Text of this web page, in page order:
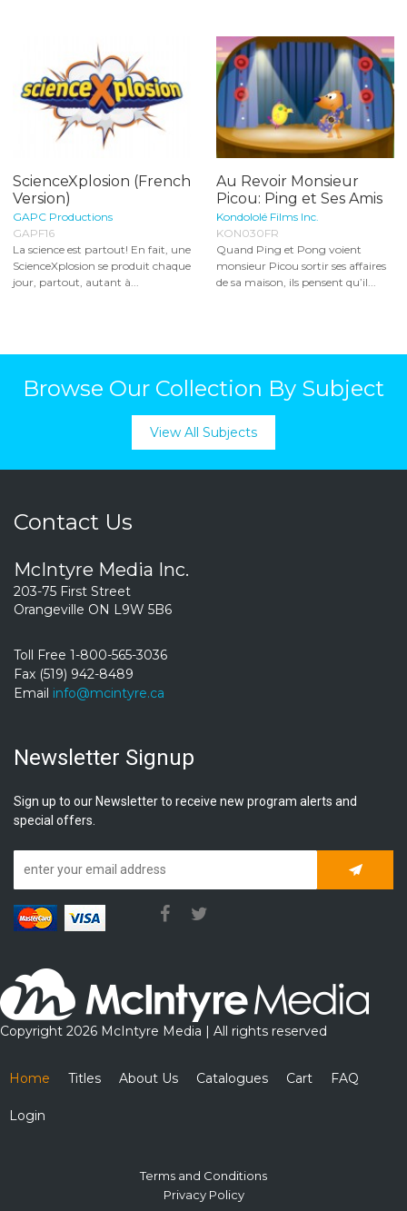
ScienceXplosion (French
Version)
GAPC Productions
GAPF16
La science est partout! En fait, une
ScienceXplosion se produit chaque
jour, partout, autant à...
Au Revoir Monsieur
Picou: Ping et Ses Amis
Kondololé Films Inc.
KON030FR
Quand Ping et Pong voient
monsieur Picou sortir ses affaires
de sa maison, ils pensent qu’il...
Browse Our Collection By Subject
View All Subjects
Contact Us
McIntyre Media Inc.
203-75 First Street
Orangeville ON L9W 5B6
Toll Free 1-800-565-3036
Fax (519) 942-8489
Email info@mcintyre.ca
Newsletter Signup
Sign up to our Newsletter to receive new program alerts and
special offers.
Copyright 2026 McIntyre Media | All rights reserved
Home Titles About Us Catalogues Cart FAQ
Login
Terms and Conditions
Privacy Policy